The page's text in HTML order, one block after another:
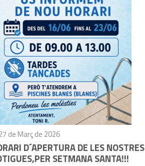
de Març de 2026
D´APERTURA DE LES NOSTRES
SETMANA SANTA!!!